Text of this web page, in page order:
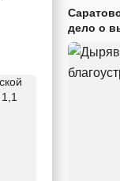
дело о